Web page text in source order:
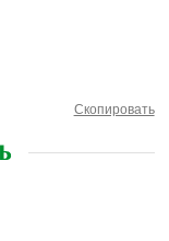
Скопировать